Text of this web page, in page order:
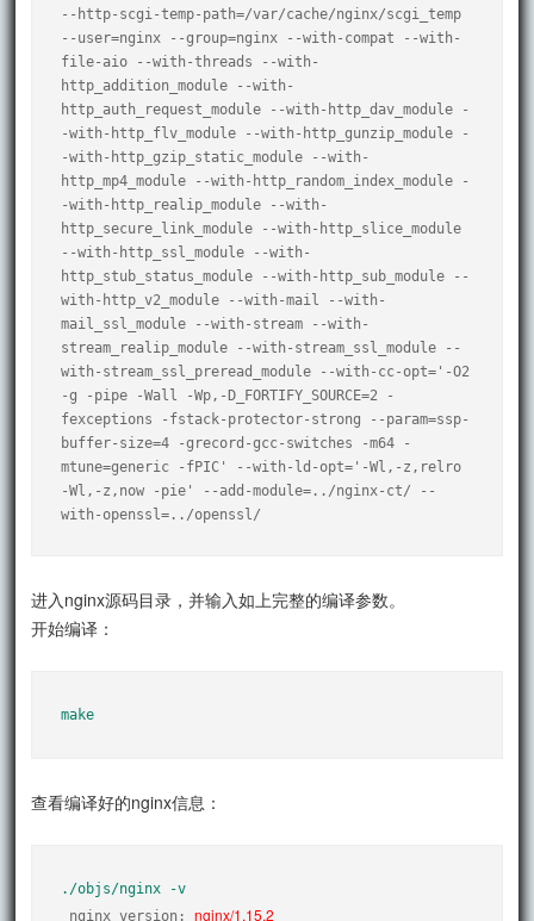
--http-scgi-temp-path=/var/cache/nginx/scgi_temp
--user=nginx --group=nginx --with-compat --with-
file-aio --with-threads --with-
http_addition_module --with-
http_auth_request_module --with-http_dav_module -
-with-http_flv_module --with-http_gunzip_module -
-with-http_gzip_static_module --with-
http_mp4_module --with-http_random_index_module -
-with-http_realip_module --with-
http_secure_link_module --with-http_slice_module
--with-http_ssl_module --with-
http_stub_status_module --with-http_sub_module --
with-http_v2_module --with-mail --with-
mail_ssl_module --with-stream --with-
stream_realip_module --with-stream_ssl_module --
with-stream_ssl_preread_module --with-cc-opt='-O2
-g -pipe -Wall -Wp,-D_FORTIFY_SOURCE=2 -
fexceptions -fstack-protector-strong --param=ssp-
buffer-size=4 -grecord-gcc-switches -m64 -
mtune=generic -fPIC' --with-ld-opt='-Wl,-z,relro
-Wl,-z,now -pie' --add-module=../nginx-ct/ --
with-openssl=../openssl/
进入nginx源码目录，并输入如上完整的编译参数。
开始编译：
make
查看编译好的nginx信息：
./objs/nginx -v
nginx version: nginx/1.15.2